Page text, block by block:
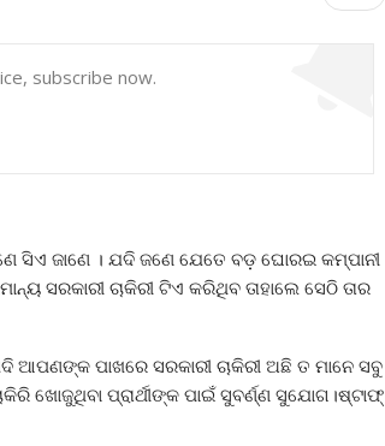
subscribe now.
ସିଏ ଜାଣେ । ଯଦି ଜଣେ ଯେତେ ବଡ଼ ଘୋରଇ କମ୍ପାନୀ
ସରକାରୀ ଚାକିରୀ ଟିଏ କରିଥିବ ତାହାଲେ ସେଠି ତାର
ପାଖରେ ସରକାରୀ ଚାକିରୀ ଅଛି ତ ମାନେ ସବୁ
ଖୋଜୁଥିବା ପ୍ରାର୍ଥୀଙ୍କ ପାଇଁ ସୁବର୍ଣ୍ଣ ସୁଯୋଗ।ଷ୍ଟାଫ୍